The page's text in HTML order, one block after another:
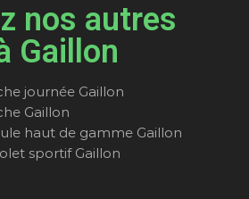
nos autres
Gaillon
journée Gaillon
Gaillon
haut de gamme Gaillon
sportif Gaillon